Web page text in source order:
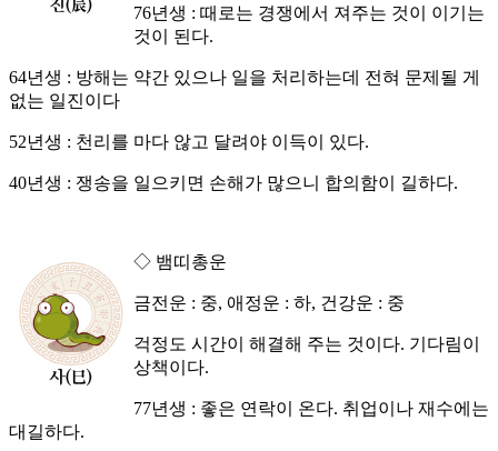
76년생 : 때로는 경쟁에서 져주는 것이 이기는
것이 된다.
64년생 : 방해는 약간 있으나 일을 처리하는데 전혀 문제될 게
없는 일진이다
52년생 : 천리를 마다 않고 달려야 이득이 있다.
40년생 : 쟁송을 일으키면 손해가 많으니 합의함이 길하다.
◇ 뱀띠총운
금전운 : 중, 애정운 : 하, 건강운 : 중
걱정도 시간이 해결해 주는 것이다. 기다림이
상책이다.
77년생 : 좋은 연락이 온다. 취업이나 재수에는
대길하다.